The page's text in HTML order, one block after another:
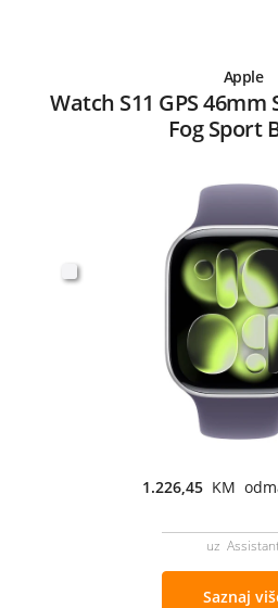
Apple
Watch S11 GPS
Fog Sport
1.226,45 KM
uz
Saznaj